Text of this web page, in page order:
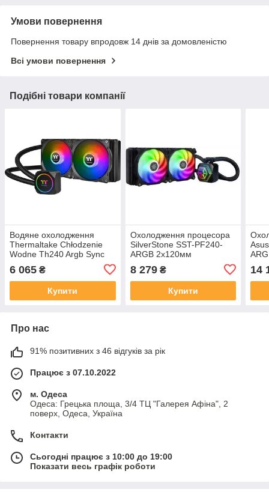
Умови повернення
Повернення товару впродовж 14 днів за домовленістю
Всі умови повернення
Подібні товари компанії
Водяне охолодження
Thermaltake Chłodzenie
Wodne Th240 Argb Sync
(Clw286Pl12Swa)
6 065 ₴
Купити
Охолодження процесора
SilverStone SST-PF240-
ARGB 2x120мм
8 279₴
Купити
14
Про нас
91% позитивних з 46 відгуків за рік
Працює з 07.10.2022
м. Одеса
Одеса: Грецька площа, 3/4 ТЦ "Галерея Афіна", 2
поверх, Одеса, Україна
Контакти
Сьогодні працює з 10:00 до 19:00
Показати весь графік роботи